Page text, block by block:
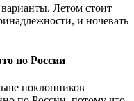
Летом стоит
и ночевать
по России
поклонников